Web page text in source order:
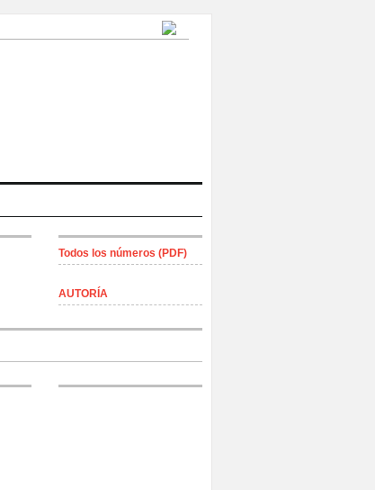
Todos los números (PDF)
AUTORÍA